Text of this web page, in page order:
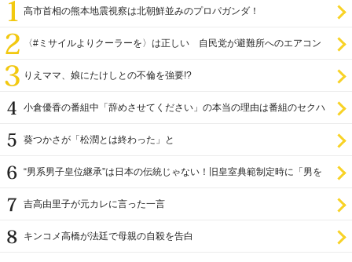
高市首相の熊本地震視察は北朝鮮並みのプロパガンダ！
〈#ミサイルよりクーラーを〉は正しい 自民党が避難所へのエアコン
りえママ、娘にたけしとの不倫を強要!?
小倉優香の番組中「辞めさせてください」の本当の理由は番組のセクハ
葵つかさが「松潤とは終わった」と
“男系男子皇位継承”は日本の伝統じゃない！旧皇室典範制定時に「男を
吉高由里子が元カレに言った一言
キンコメ高橋が法廷で母親の自殺を告白